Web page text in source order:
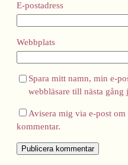
E-postadress
Webbplats
Spara mitt namn, min e-
webbläsare till nästa
Avisera mig via e-post om
kommentar.